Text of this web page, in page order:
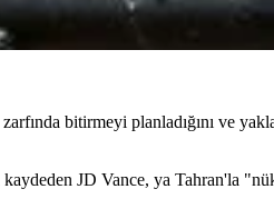
bitirmeyi planladığını ve
JD Vance, ya Tahran'la